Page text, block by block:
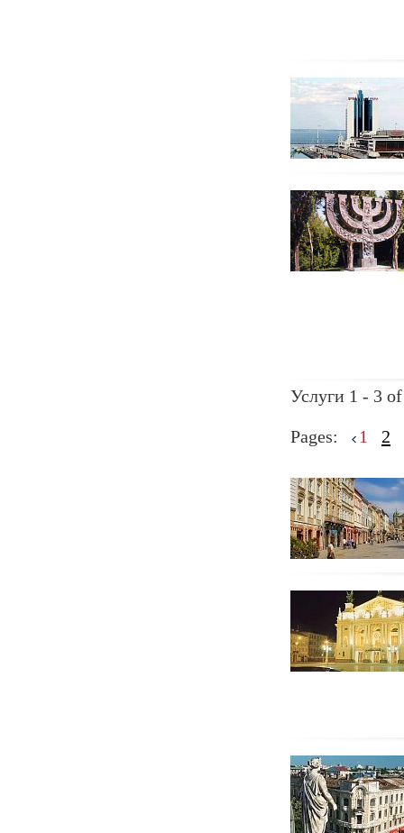
Услуги 1 - 3
Pages: 1 2